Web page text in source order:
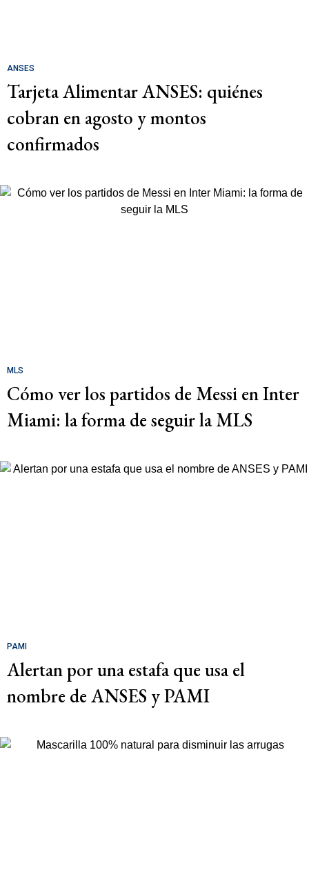
ANSES
Tarjeta Alimentar ANSES: quiénes
cobran en agosto y montos
confirmados
MLS
Cómo ver los partidos de Messi en Inter
Miami: la forma de seguir la MLS
PAMI
Alertan por una estafa que usa el
nombre de ANSES y PAMI